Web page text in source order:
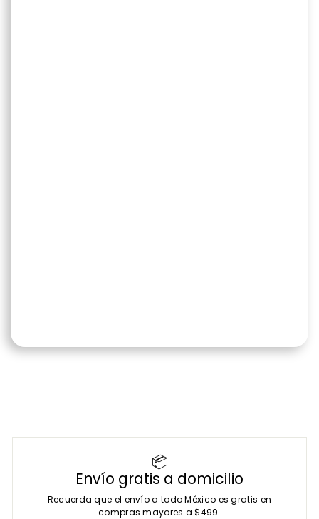
📦
Envío gratis a domicilio
Recuerda que el envío a todo México es gratis en
compras mayores a $499.